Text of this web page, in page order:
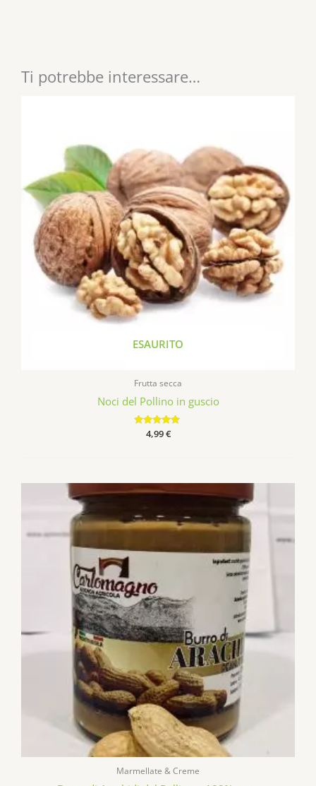
Ti potrebbe interessare…
ESAURITO
Frutta secca
Noci del Pollino in guscio
Valutato
4.69
4,99€
Marmellate & Creme